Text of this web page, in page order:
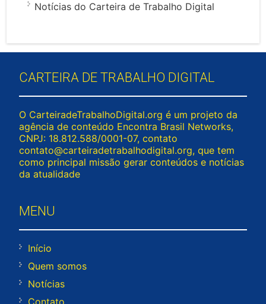
Notícias do Carteira de Trabalho Digital
CARTEIRA DE TRABALHO DIGITAL
O CarteiradeTrabalhoDigital.org é um projeto da
agência de conteúdo Encontra Brasil Networks,
CNPJ: 18.812.588/0001-07, contato
contato@carteiradetrabalhodigital.org, que tem
como principal missão gerar conteúdos e notícias
da atualidade
MENU
Início
Quem somos
Notícias